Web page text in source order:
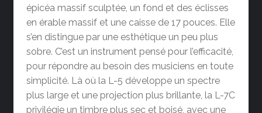
épicéa massif sculptée, un fond et des éclisses
en érable massif et une caisse de 17 pouces. Elle
s’en distingue par une esthétique un peu plus
sobre. C’est un instrument pensé pour l’efficacité,
pour répondre au besoin des musiciens en toute
simplicité. Là où la L-5 développe un spectre
plus large et une projection plus brillante, la L-7C
privilégie un timbre plus sec et boisé, avec une